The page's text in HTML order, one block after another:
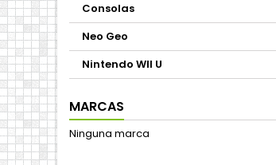
Consolas
Neo Geo
Nintendo WII U
MARCAS
Ninguna marca